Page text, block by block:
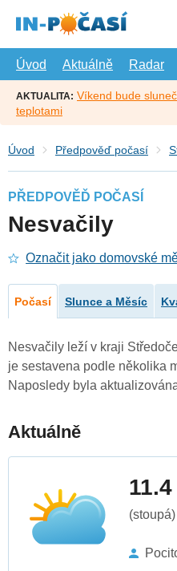
hlavní
Úvod
Aktuálně Radar
AKTUALITA: Víkend bude
teplotami
Úvod Předpověď počasí
PŘEDPOVĚĎ POČASÍ
Nesvačily
Označit jako domovské
Počasí Slunce a Měsíc
Nesvačily leží v kraji
je sestavena podle několika
Naposledy byla
Aktuálně
11.4
(stoupá)